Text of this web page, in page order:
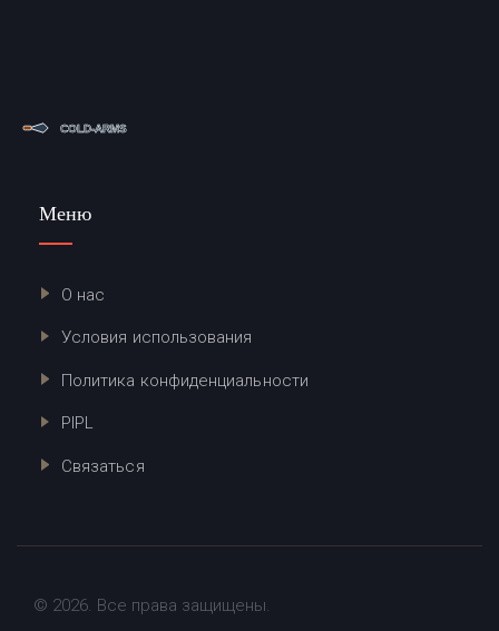
Меню
О нас
Условия использования
Политика конфиденциальности
PIPL
Связаться
© 2026. Все права защищены.